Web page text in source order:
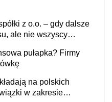
z o.o. – gdy dalsze
ale nie wszyscy
pułapka? Firmy
na polskich
w zakresie